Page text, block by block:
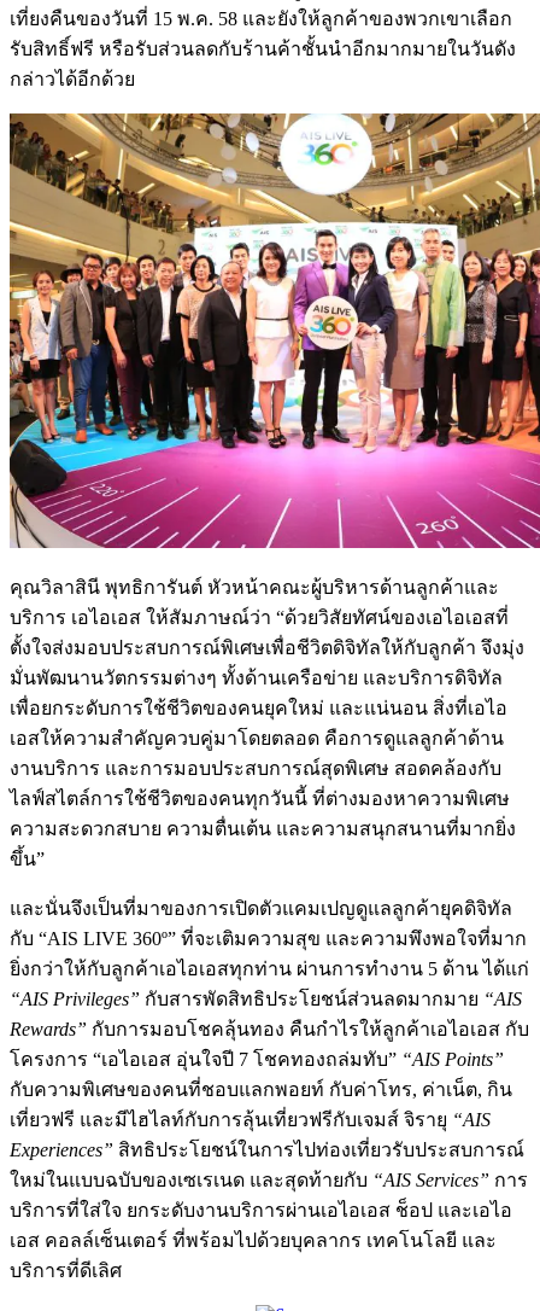
เที่ยงคืนของวันที่ 15 พ.ค. 58 และยังให้ลูกค้าของพวกเขาเลือก
รับสิทธิ์ฟรี หรือรับส่วนลดกับร้านค้าชั้นนำอีกมากมายในวันดัง
กล่าวได้อีกด้วย
คุณวิลาสินี พุทธิการันต์ หัวหน้าคณะผู้บริหารด้านลูกค้าและ
บริการ เอไอเอส ให้สัมภาษณ์ว่า “ด้วยวิสัยทัศน์ของเอไอเอสที่
ตั้งใจส่งมอบประสบการณ์พิเศษเพื่อชีวิตดิจิทัลให้กับลูกค้า จึงมุ่ง
มั่นพัฒนานวัตกรรมต่างๆ ทั้งด้านเครือข่าย และบริการดิจิทัล
เพื่อยกระดับการใช้ชีวิตของคนยุคใหม่ และแน่นอน สิ่งที่เอไอ
เอสให้ความสำคัญควบคู่มาโดยตลอด คือการดูแลลูกค้าด้าน
งานบริการ และการมอบประสบการณ์สุดพิเศษ สอดคล้องกับ
ไลฟ์สไตล์การใช้ชีวิตของคนทุกวันนี้ ที่ต่างมองหาความพิเศษ
ความสะดวกสบาย ความตื่นเต้น และความสนุกสนานที่มากยิ่ง
ขึ้น”
และนั่นจึงเป็นที่มาของการเปิดตัวแคมเปญดูแลลูกค้ายุคดิจิทัล
กับ “AIS LIVE 360º” ที่จะเติมความสุข และความพึงพอใจที่มาก
ยิ่งกว่าให้กับลูกค้าเอไอเอสทุกท่าน ผ่านการทำงาน 5 ด้าน ได้แก่
“AIS Privileges” กับสารพัดสิทธิประโยชน์ส่วนลดมากมาย “AIS
Rewards” กับการมอบโชคลุ้นทอง คืนกำไรให้ลูกค้าเอไอเอส กับ
โครงการ “เอไอเอส อุ่นใจปี 7 โชคทองถล่มทับ” “AIS Points”
กับความพิเศษของคนที่ชอบแลกพอยท์ กับค่าโทร, ค่าเน็ต, กิน
เที่ยวฟรี และมีไฮไลท์กับการลุ้นเที่ยวฟรีกับเจมส์ จิรายุ “AIS
Experiences” สิทธิประโยชน์ในการไปท่องเที่ยวรับประสบการณ์
ใหม่ในแบบฉบับของเซเรเนด และสุดท้ายกับ “AIS Services” การ
บริการที่ใส่ใจ ยกระดับงานบริการผ่านเอไอเอส ช็อป และเอไอ
เอส คอลล์เซ็นเตอร์ ที่พร้อมไปด้วยบุคลากร เทคโนโลยี และ
บริการที่ดีเลิศ